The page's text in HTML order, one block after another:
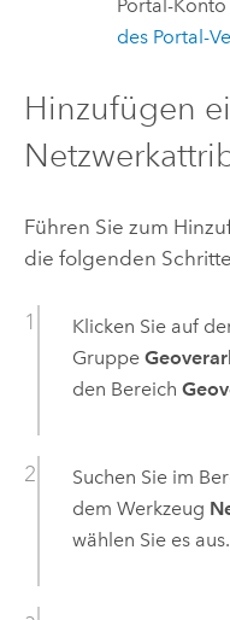
Portal-Konto
des Portal-
Hinzufügen
Führen Sie zum
die folgenden
Klicken Sie auf
Gruppe
den Bereich
Suchen Sie im
dem Werkzeug
wählen Sie es aus.